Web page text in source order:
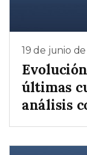
19 de junio
últimas
análisis